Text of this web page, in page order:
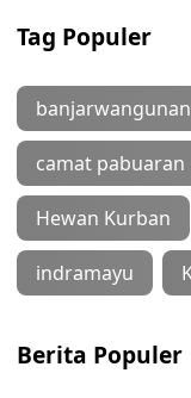
Tag Populer
banjarwangunan
camat pabuaran
Hewan Kurban
indramayu
Berita Populer